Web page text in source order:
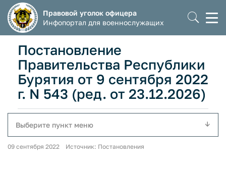
Правовой уголок офицера
Инфопортал для военнослужащих
Постановление
Правительства Республики
Бурятия от 9 сентября 2022
г. N 543 (ред. от 23.12.2026)
Выберите пункт меню
09 сентября 2022 Источник: Постановления